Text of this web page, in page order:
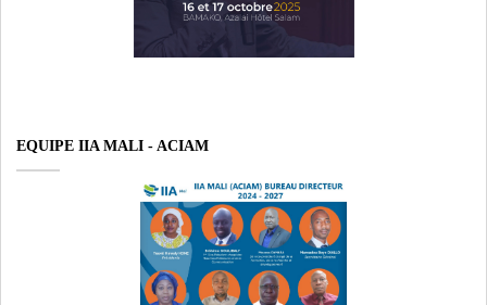
EQUIPE IIA MALI - ACIAM